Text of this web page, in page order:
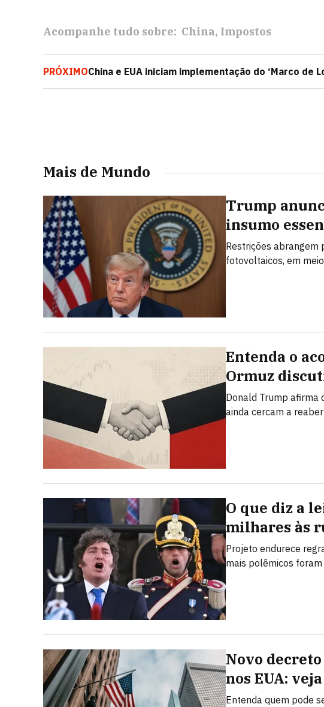
Acompanhe tudo sobre: China Impostos
PRÓXIMOChina e EUA iniciam implementação do ‘Marco de
exportações
Mais de Mundo
Trump
insumo
Restrições abrangem
fotovoltaicos, em
Entenda o
Ormuz
Donald Trump afirma
ainda cercam a
O que diz a
milhares às
Projeto endurece
mais polêmicos
Novo
nos EUA:
Entenda quem pode